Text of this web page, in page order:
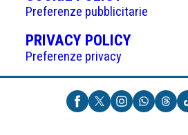
IN
UNA
NUOVA
Preferenze pubblicitarie
PRIVACY POLICY(APRE
UNA
NUOVA
SCHEDA)
Preferenze privacy